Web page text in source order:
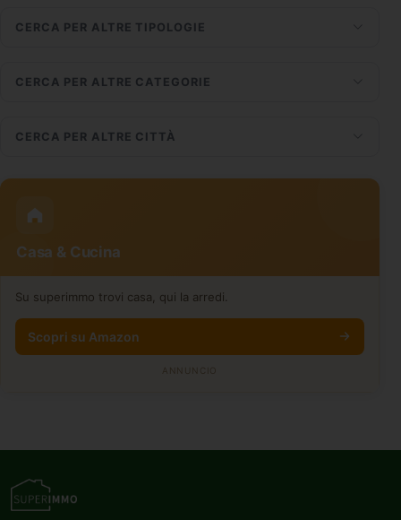
CERCA PER ALTRE TIPOLOGIE
CERCA PER ALTRE CATEGORIE
CERCA PER ALTRE CITTÀ
Casa & Cucina
Su superimmo trovi casa, qui la arredi.
Scopri su Amazon
ANNUNCIO